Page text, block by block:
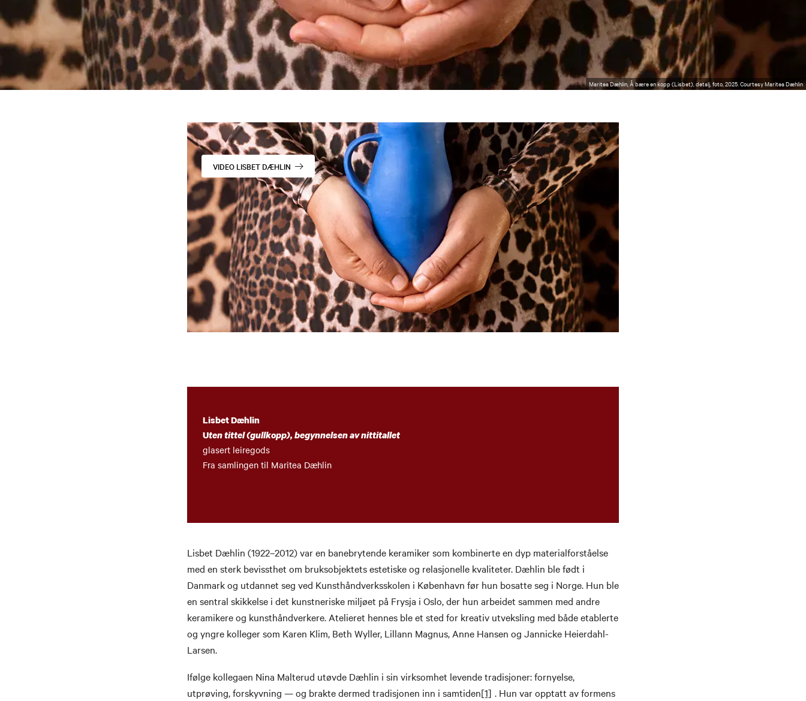
Maritea Dæhlin, Å bære en kopp (Lisbet), detalj, foto, 2025. Courtesy Maritea Dæhlin
VIDEO LISBET DÆHLIN
Lisbet Dæhlin
Uten tittel (gullkopp), begynnelsen av nittitallet
glasert leiregods
Fra samlingen til Maritea Dæhlin
Lisbet Dæhlin (1922–2012) var en banebrytende keramiker som kombinerte en dyp materialforståelse
med en sterk bevissthet om bruksobjektets estetiske og relasjonelle kvaliteter. Dæhlin ble født i
Danmark og utdannet seg ved Kunsthåndverksskolen i København før hun bosatte seg i Norge. Hun ble
en sentral skikkelse i det kunstneriske miljøet på Frysja i Oslo, der hun arbeidet sammen med andre
keramikere og kunsthåndverkere. Atelieret hennes ble et sted for kreativ utveksling med både etablerte
og yngre kolleger som Karen Klim, Beth Wyller, Lillann Magnus, Anne Hansen og Jannicke Heierdahl-
Larsen.
Ifølge kollegaen Nina Malterud utøvde Dæhlin i sin virksomhet levende tradisjoner: fornyelse,
utprøving, forskyvning — og brakte dermed tradisjonen inn i samtiden[1] . Hun var opptatt av formens